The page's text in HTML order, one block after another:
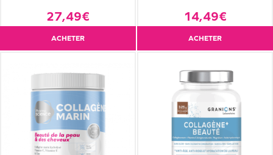
27,49€
ACHETER
14,49€
ACHETER